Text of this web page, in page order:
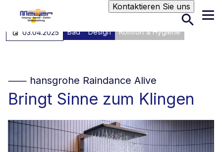
Kontaktieren Sie unsSuche
03.04.2025 Bad Design Komfort & Hygiene
⸺ hansgrohe Raindance Alive
Bringt Sinne zum Klingen